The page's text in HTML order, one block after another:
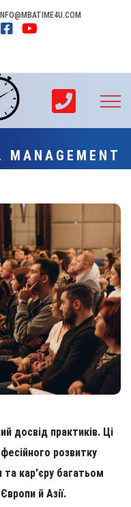
досвід практиків. Ці
розвитку
кар'єру багатьом
й Азії.